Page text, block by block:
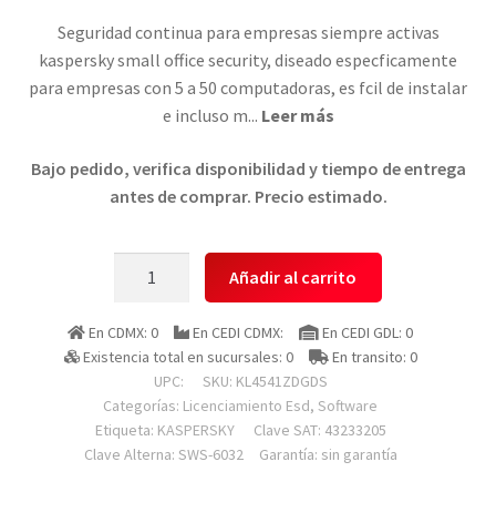
Seguridad continua para empresas siempre activas
kaspersky small office security, diseado especficamente
para empresas con 5 a 50 computadoras, es fcil de instalar
e incluso m... Leer más
Bajo pedido, verifica disponibilidad y tiempo de entrega
antes de comprar. Precio estimado.
Kl4541zdgds
Small
Office
Security
7
Dis
Añadir al carrito
En CDMX: 0 En CEDI CDMX:
En CEDI GDL: 0
Existencia total en sucursales: 0
En transito: 0
UPC:
SKU: KL4541ZDGDS
Categorías: Licenciamiento Esd, Software
Etiqueta: KASPERSKY
Clave SAT: 43233205
Clave Alterna: SWS-6032
Garantía: sin garantía